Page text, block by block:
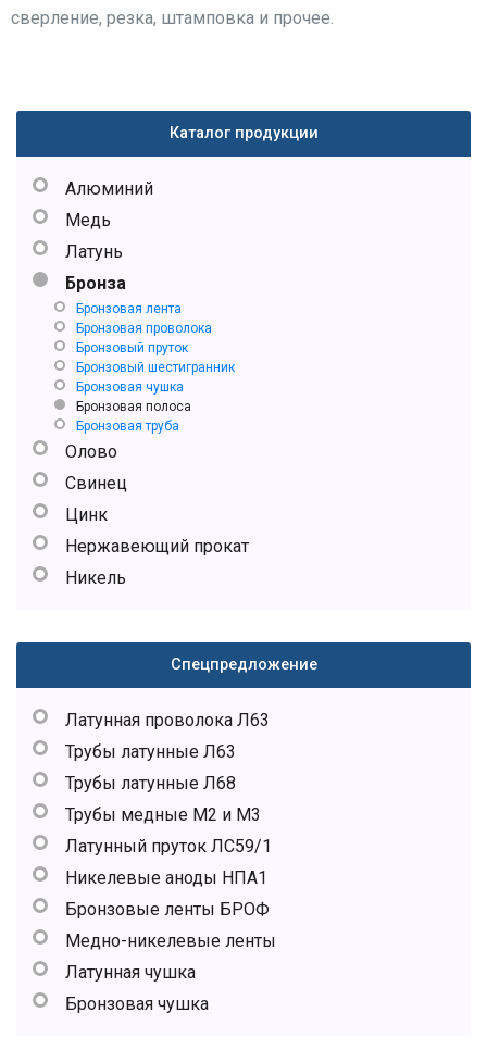
сверление, резка, штамповка и прочее.
Каталог продукции
Алюминий
Медь
Латунь
Бронза
Бронзовая лента
Бронзовая проволока
Бронзовый пруток
Бронзовый шестигранник
Бронзовая чушка
Бронзовая полоса
Бронзовая труба
Олово
Свинец
Цинк
Нержавеющий прокат
Никель
Спецпредложение
Латунная проволока Л63
Трубы латунные Л63
Трубы латунные Л68
Трубы медные М2 и М3
Латунный пруток ЛС59/1
Никелевые аноды НПА1
Бронзовые ленты БРОФ
Медно-никелевые ленты
Латунная чушка
Бронзовая чушка